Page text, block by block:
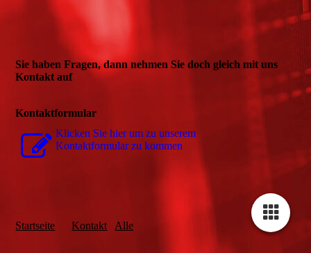
Sie haben Fragen, dann nehmen Sie doch gleich mit uns
Kontakt auf
Kontaktformular
Klicken Sie hier um zu unserem
Kon­takt­for­mu­lar zu kommen
Startseite Kontakt Alle